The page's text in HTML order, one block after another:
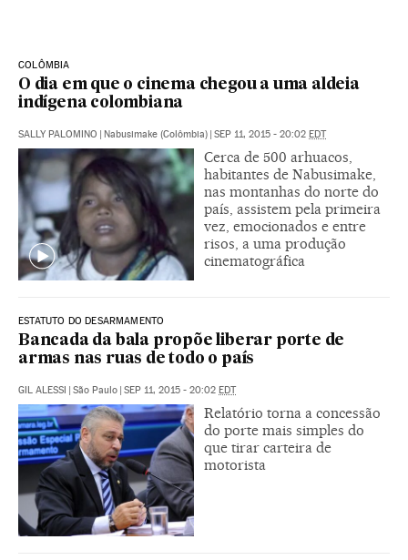
COLÔMBIA
O dia em que o cinema chegou a uma aldeia
indígena colombiana
SALLY PALOMINO | Nabusimake (Colômbia) | SEP 11, 2015 - 20:02 EDT
Cerca de 500 arhuacos,
habitantes de Nabusimake,
nas montanhas do norte do
país, assistem pela primeira
vez, emocionados e entre
risos, a uma produção
cinematográfica
ESTATUTO DO DESARMAMENTO
Bancada da bala propõe liberar porte de
armas nas ruas de todo o país
GIL ALESSI | São Paulo | SEP 11, 2015 - 20:02 EDT
Relatório torna a concessão
do porte mais simples do
que tirar carteira de
motorista